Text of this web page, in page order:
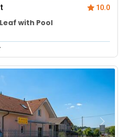
10.0
with Pool